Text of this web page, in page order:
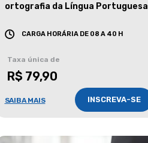
ortografia da Língua Portuguesa
CARGA HORÁRIA DE 08 A 40 H
Taxa única de
R$ 79,90
SAIBA MAIS INSCREVA-SE